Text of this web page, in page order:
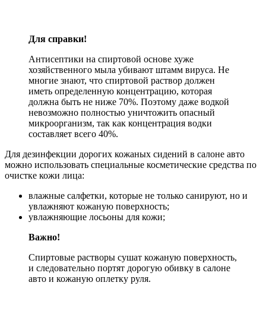
Для справки!
Антисептики на спиртовой основе хуже
хозяйственного мыла убивают штамм вируса. Не
многие знают, что спиртовой раствор должен
иметь определенную концентрацию, которая
должна быть не ниже 70%. Поэтому даже водкой
невозможно полностью уничтожить опасный
микроорганизм, так как концентрация водки
составляет всего 40%.
Для дезинфекции дорогих кожаных сидений в салоне авто
можно использовать специальные косметические средства по
очистке кожи лица:
влажные салфетки, которые не только санируют, но и
увлажняют кожаную поверхность;
увлажняющие лосьоны для кожи;
Важно!
Спиртовые растворы сушат кожаную поверхность,
и следовательно портят дорогую обивку в салоне
авто и кожаную оплетку руля.